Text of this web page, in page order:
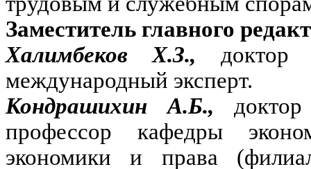
Заместитель главного
Халимбеков Х.З., доктор
международный эксперт.
Кондрашихин А.Б.,
профессор кафедры
экономики и права